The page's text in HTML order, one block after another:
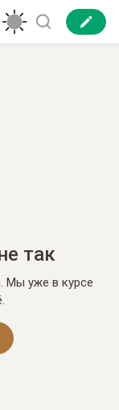
так
Мы уже в курсе